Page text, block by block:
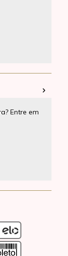
Entre em